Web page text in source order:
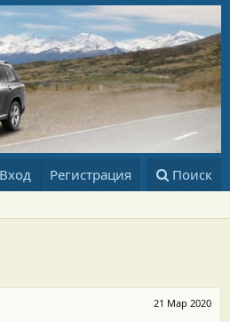
Вход Регистрация Поиск
21 Мар 2020